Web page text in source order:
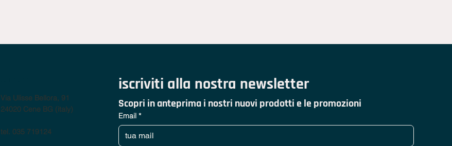
Via Ulisse Bellora, 91
24020 Cene BG (italy)
tel. 035 719124
iscriviti alla nostra newsletter
Scopri in anteprima i nostri nuovi prodotti e le promozioni
Email *